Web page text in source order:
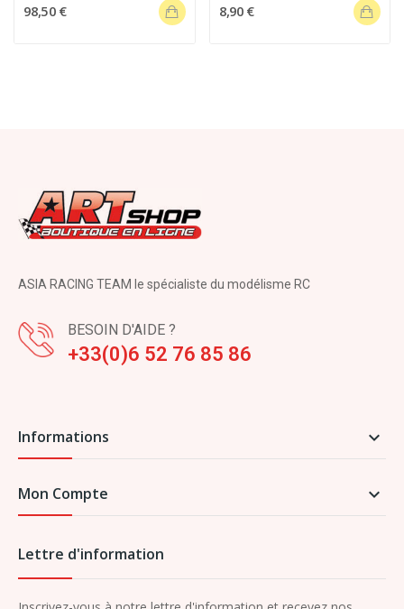
98,50 € 8,90 €
ASIA RACING TEAM le spécialiste du modélisme RC
BESOIN D'AIDE ?
+33(0)6 52 76 85 86
Informations 
Mon Compte 
Lettre d'information